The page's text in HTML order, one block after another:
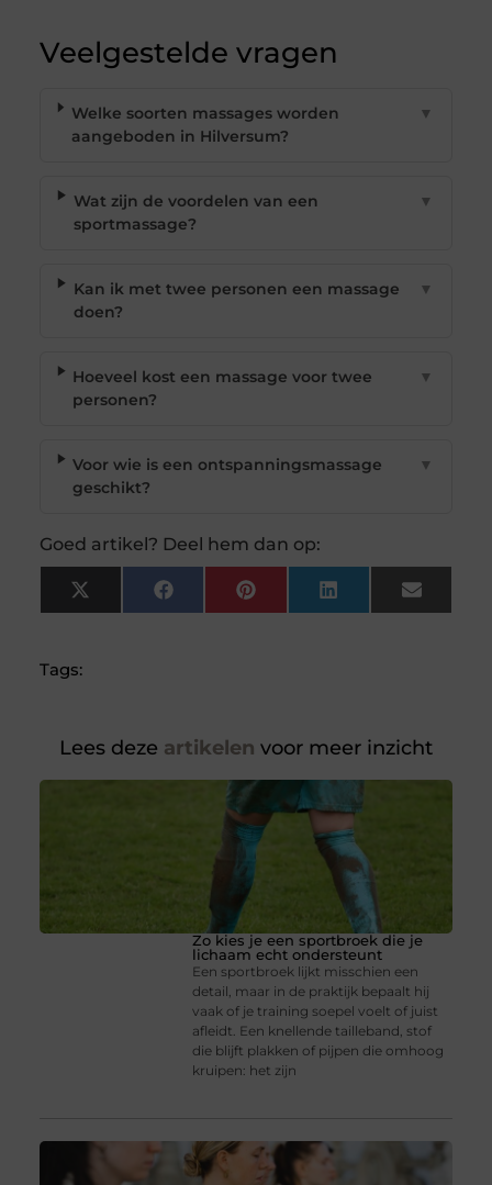
Veelgestelde vragen
Welke soorten massages worden
aangeboden in Hilversum?
▼
Wat zijn de voordelen van een
sportmassage?
▼
Kan ik met twee personen een massage
doen?
▼
Hoeveel kost een massage voor twee
personen?
▼
Voor wie is een ontspanningsmassage
geschikt?
▼
Goed artikel? Deel hem dan op:
X
(Twitter)
FacebookPinterest LinkedIn Email
Tags:
Lees deze artikelen voor meer inzicht
Zo kies je een sportbroek die je
lichaam echt ondersteunt
Een sportbroek lijkt misschien een
detail, maar in de praktijk bepaalt hij
vaak of je training soepel voelt of juist
afleidt. Een knellende tailleband, stof
die blijft plakken of pijpen die omhoog
kruipen: het zijn